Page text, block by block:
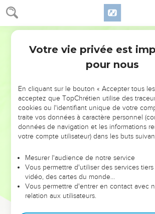
Aggée 2
vous n'êtes pas revenus à moi, dit l'Éternel.
18 Considérez attentivement Ce qui s'est
jour, Jusqu'au vingt-quatrième jour du
Depuis le jour où le temple de l'Éternel a
Considérez-le attentivement !
Y avait-il encore de la semence dans les
rapporté. Mais dès ce jour je répandrai ma
Promesses à Zorobabel, que le
choisi
Aggée, le vingt-quatrième jour du mois, en
Parle à Zorobabel, gouverneur de Juda,
les cieux et la terre ;
22
Votre vie privée est
pour nous
En cliquant sur le bouton « Accepter tous
acceptez que TopChrétien utilise des
cookies ou l'identifiant unique de votre
traite vos données à caractère personnel
données de navigation et les informations
votre compte utilisateur) dans les buts
Mesurer l'audience de notre service
Vous permettre d'utiliser des services
vidéo, des cartes du monde…
Vous permettre d'entrer en contact avec
relation aux utilisateurs.